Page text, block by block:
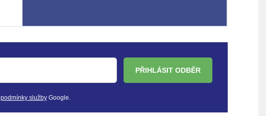
PŘIHLÁSIT ODBĚR
podmínky službyGoogle.